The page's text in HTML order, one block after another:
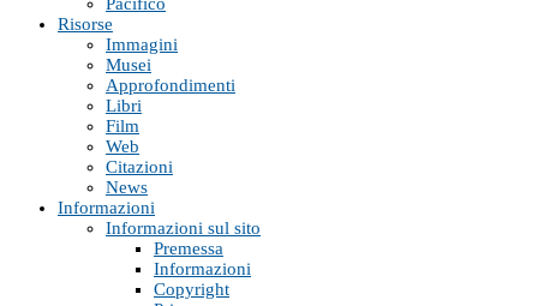
Pacifico
Risorse
Immagini
Musei
Approfondimenti
Libri
Film
Web
Citazioni
News
Informazioni
Informazioni sul sito
Premessa
Informazioni
Copyright